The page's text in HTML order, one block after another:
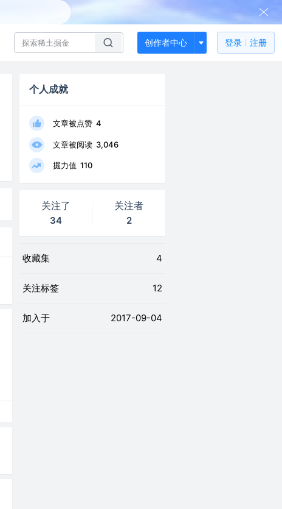
创作者中心 登录 注册
个人成就
文章被点赞 4
文章被阅读 3,046
掘力值 110
关注了
34
关注者
2
收藏集 4
关注标签 12
加入于 2017-09-04